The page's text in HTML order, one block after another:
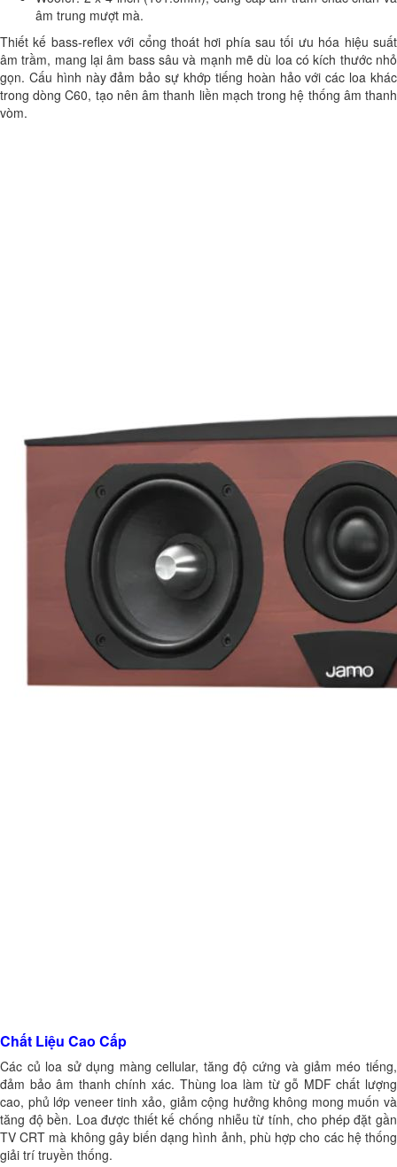
âm trung mượt mà.
Thiết kế bass-reflex với cổng thoát hơi phía sau tối ưu hóa hiệu suất
âm trầm, mang lại âm bass sâu và mạnh mẽ dù loa có kích thước nhỏ
gọn. Cấu hình này đảm bảo sự khớp tiếng hoàn hảo với các loa khác
trong dòng C60, tạo nên âm thanh liền mạch trong hệ thống âm thanh
vòm.
Chất Liệu Cao Cấp
Các củ loa sử dụng màng cellular, tăng độ cứng và giảm méo tiếng,
đảm bảo âm thanh chính xác. Thùng loa làm từ gỗ MDF chất lượng
cao, phủ lớp veneer tinh xảo, giảm cộng hưởng không mong muốn và
tăng độ bền. Loa được thiết kế chống nhiễu từ tính, cho phép đặt gần
TV CRT mà không gây biến dạng hình ảnh, phù hợp cho các hệ thống
giải trí truyền thống.